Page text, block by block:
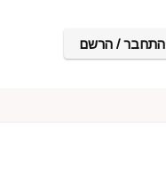
התחבר / הרשם